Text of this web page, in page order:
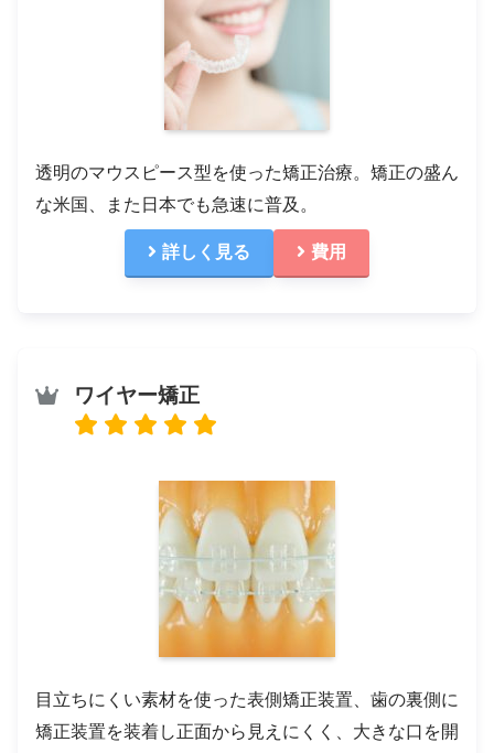
透明のマウスピース型を使った矯正治療。矯正の盛ん
な米国、また日本でも急速に普及。
詳しく見る 費用
ワイヤー矯正
目立ちにくい素材を使った表側矯正装置、歯の裏側に
矯正装置を装着し正面から見えにくく、大きな口を開